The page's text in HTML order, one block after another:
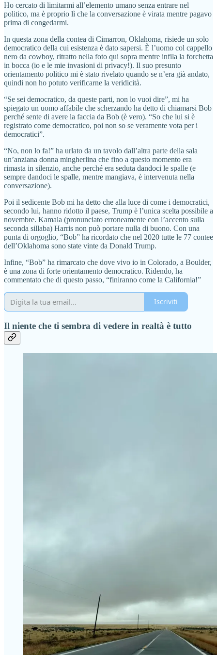
Ho cercato di limitarmi all’elemento umano senza entrare nel
politico, ma è proprio lì che la conversazione è virata mentre pagavo
prima di congedarmi.
In questa zona della contea di Cimarron, Oklahoma, risiede un solo
democratico della cui esistenza è dato sapersi. È l’uomo col cappello
nero da cowboy, ritratto nella foto qui sopra mentre infila la forchetta
in bocca (io e le mie invasioni di privacy!). Il suo presunto
orientamento politico mi è stato rivelato quando se n’era già andato,
quindi non ho potuto verificarne la veridicità.
“Se sei democratico, da queste parti, non lo vuoi dire”, mi ha
spiegato un uomo affabile che scherzando ha detto di chiamarsi Bob
perché sente di avere la faccia da Bob (è vero). “So che lui si è
registrato come democratico, poi non so se veramente vota per i
democratici”.
“No, non lo fa!” ha urlato da un tavolo dall’altra parte della sala
un’anziana donna mingherlina che fino a questo momento era
rimasta in silenzio, anche perché era seduta dandoci le spalle (e
sempre dandoci le spalle, mentre mangiava, è intervenuta nella
conversazione).
Poi il sedicente Bob mi ha detto che alla luce di come i democratici,
secondo lui, hanno ridotto il paese, Trump è l’unica scelta possibile a
novembre. Kamala (pronunciato erroneamente con l’accento sulla
seconda sillaba) Harris non può portare nulla di buono. Con una
punta di orgoglio, “Bob” ha ricordato che nel 2020 tutte le 77 contee
dell’Oklahoma sono state vinte da Donald Trump.
Infine, “Bob” ha rimarcato che dove vivo io in Colorado, a Boulder,
è una zona di forte orientamento democratico. Ridendo, ha
commentato che di questo passo, “finiranno come la California!”
Iscriviti
Il niente che ti sembra di vedere in realtà è tutto